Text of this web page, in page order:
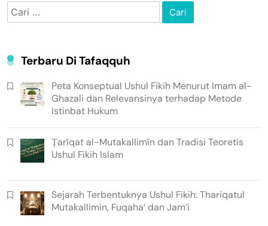
Cari
untuk:
Terbaru Di Tafaqquh
Peta Konseptual Ushul Fikih Menurut Imam al-
Ghazali dan Relevansinya terhadap Metode
Istinbat Hukum
Ṭarīqat al-Mutakallimīn dan Tradisi Teoretis
Ushul Fikih Islam
Sejarah Terbentuknya Ushul Fikih: Thariqatul
Mutakallimin, Fuqaha’ dan Jam’i